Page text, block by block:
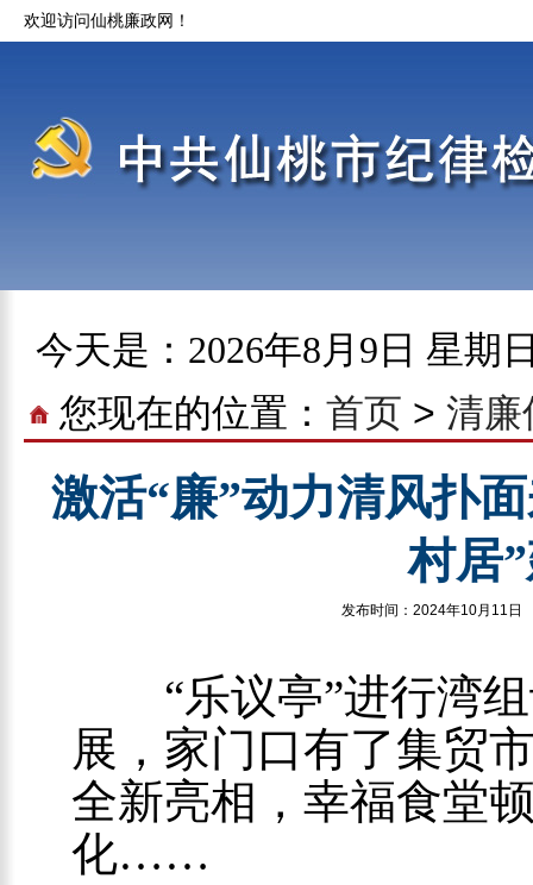
欢迎访问仙桃廉政网！
今天是： 2026年8月9日 星期
您现在的位置： 首页 > 清廉
激活“廉”动力清风扑
村居
发布时间：2024年
“乐议亭”进行湾组
展，家门口有了集贸
全新亮相，幸福食堂
化……